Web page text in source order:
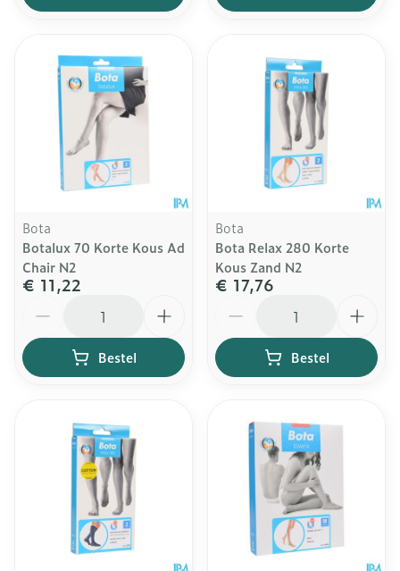
Bota
Botalux 70 Korte Kous Ad
Chair N2
€ 11,22
Bestel
Bota
Bota Relax 280 Korte
Kous Zand N2
€ 17,76
Bestel